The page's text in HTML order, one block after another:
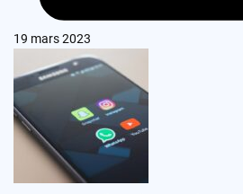
19 mars 2023